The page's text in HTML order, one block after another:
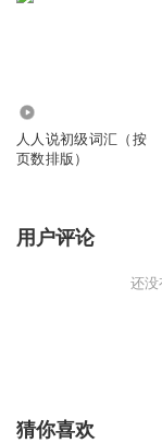
人人说初级词汇（按
页数排版）
用户评论
还没
猜你喜欢